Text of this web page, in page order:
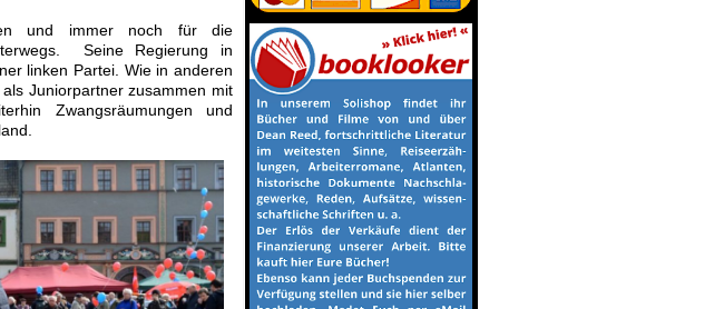
und immer noch für die
Seine Regierung in
linken Partei. Wie in anderen
Juniorpartner zusammen mit
Zwangsräumungen und